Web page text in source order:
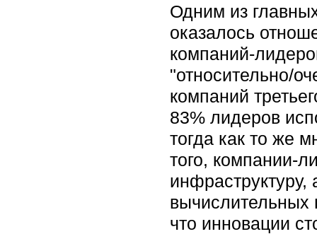
Одним из
оказалось
компаний-
"относительно/
компаний
83% лидеров
тогда как то же
того, компании-
вычислительных
что инновации